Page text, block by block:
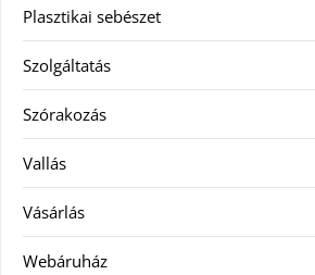
Plasztikai sebészet
Szolgáltatás
Szórakozás
Vallás
Vásárlás
Webáruház